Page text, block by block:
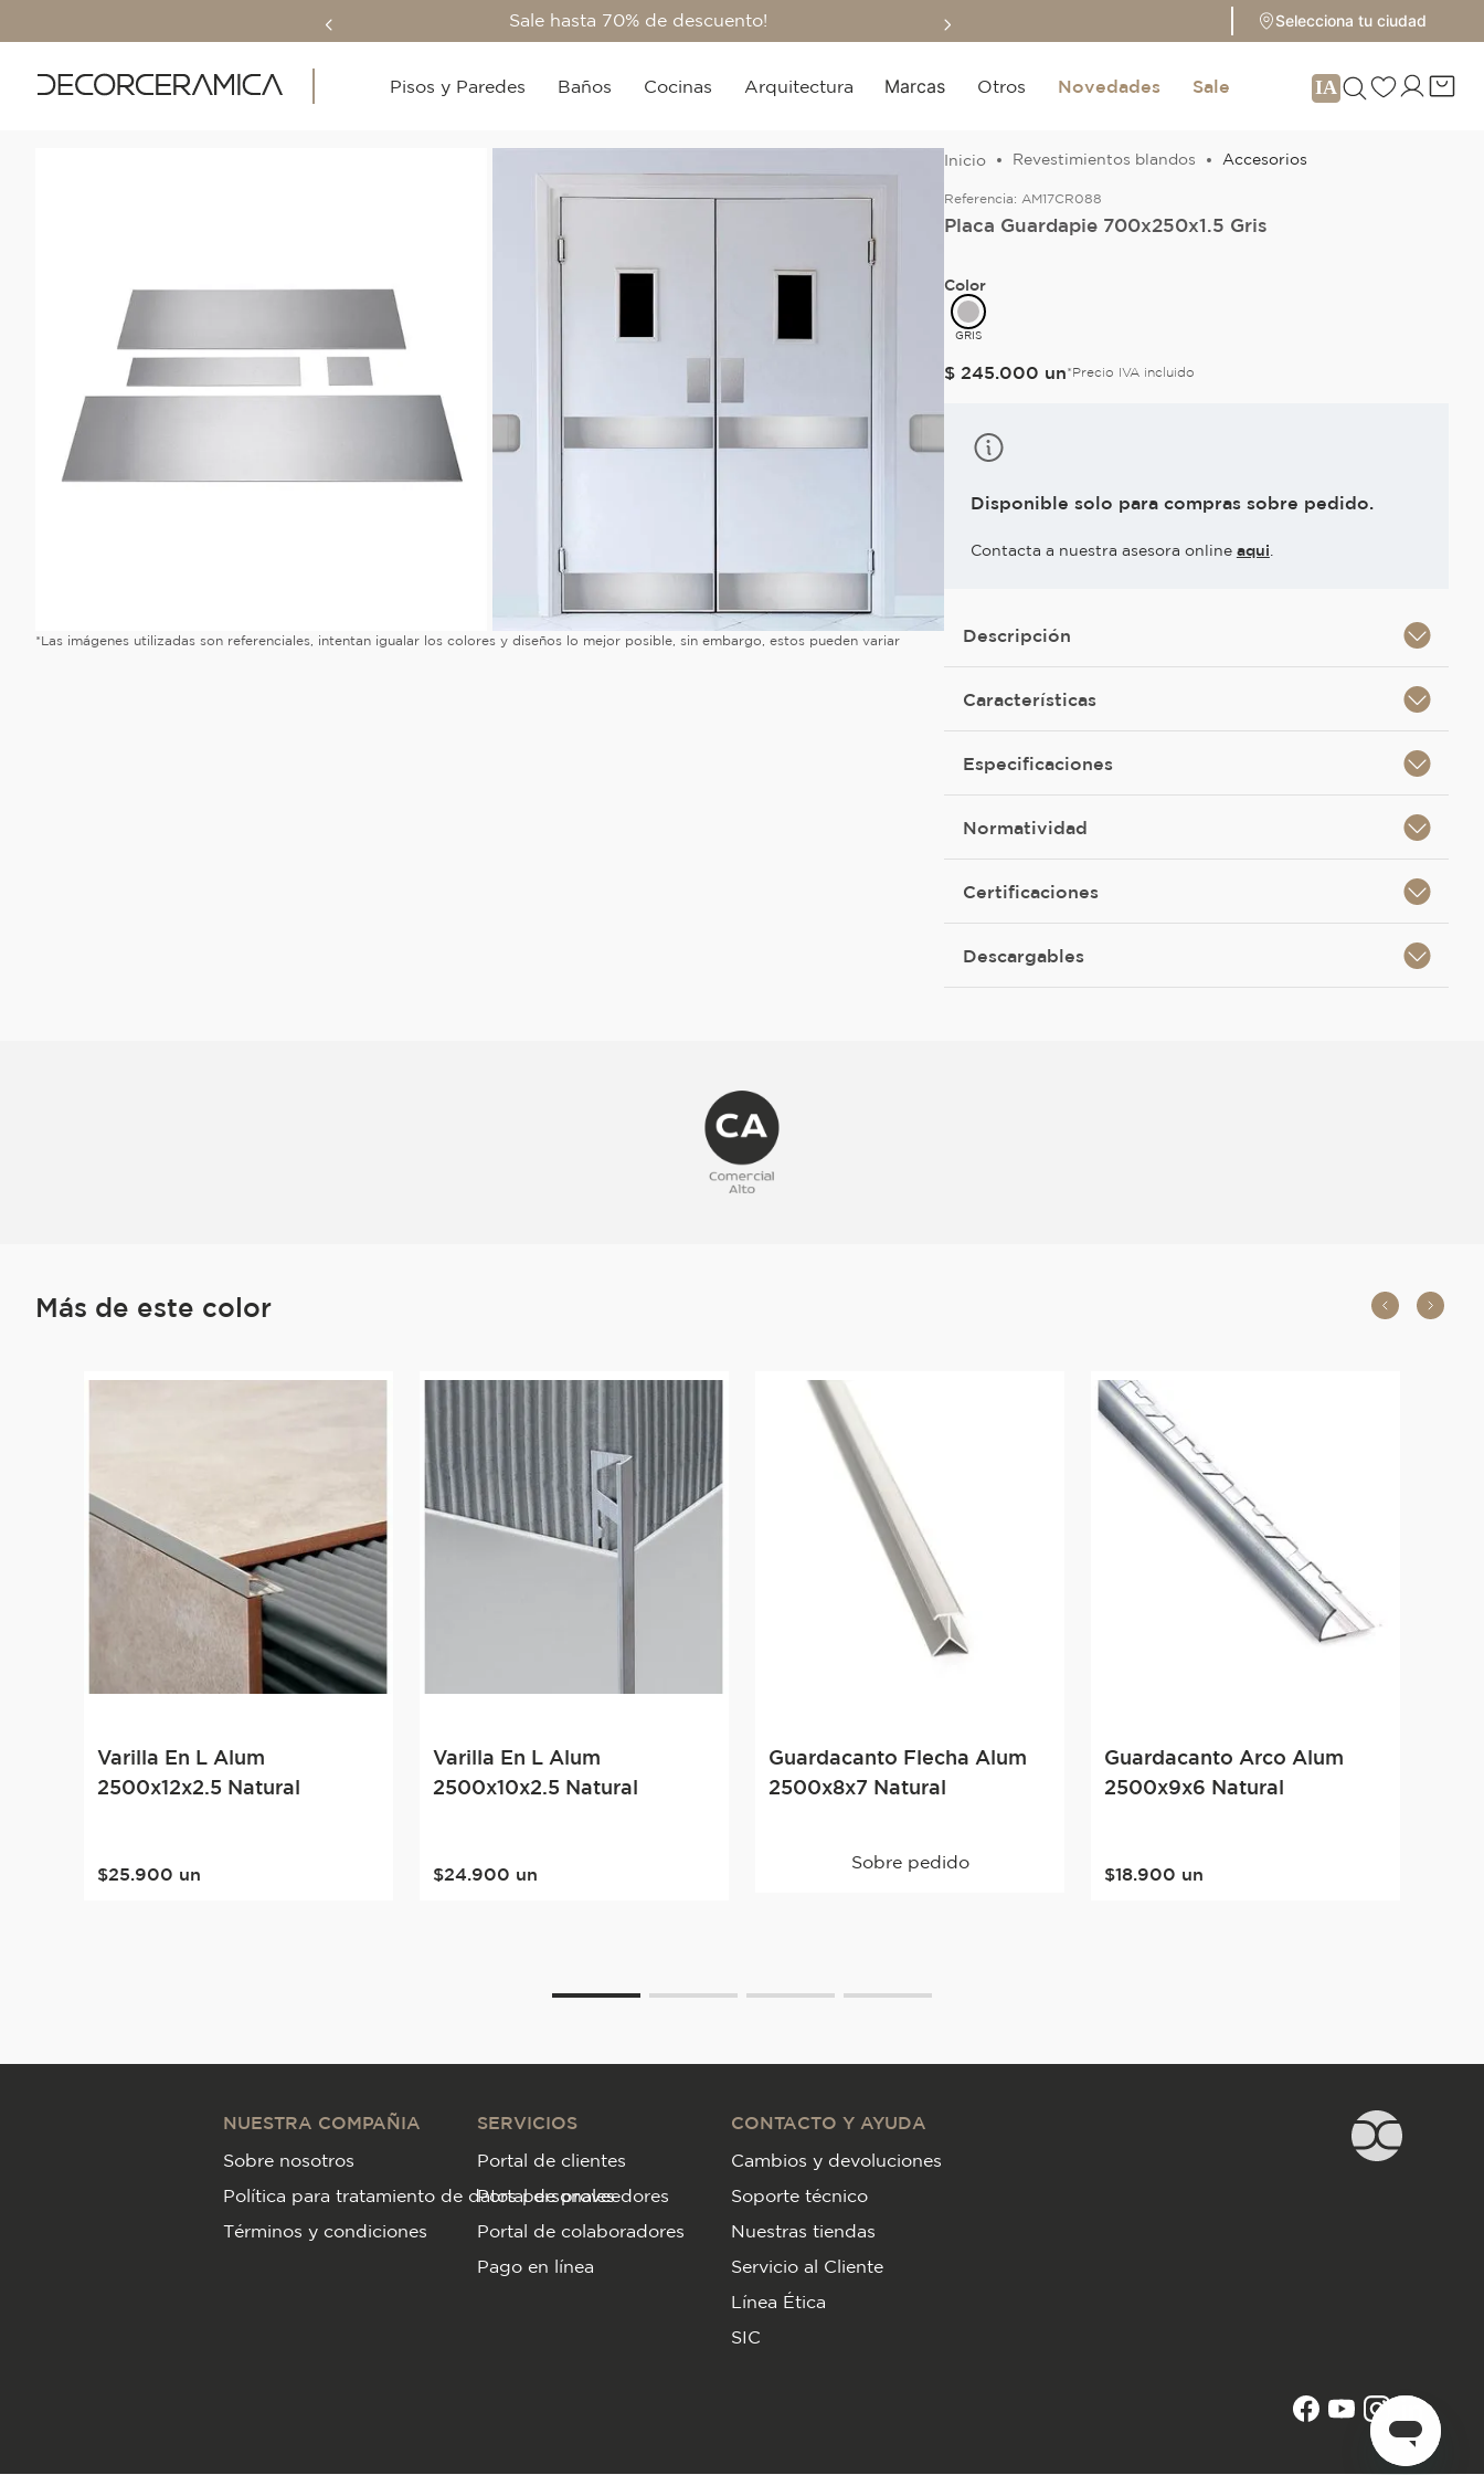
Sale hasta 70% de descuento! Selecciona tu ciudad
Pisos y Paredes Baños Cocinas Arquitectura Marcas Otros Novedades Sale
*Las imágenes utilizadas son referenciales, intentan igualar los colores y diseños lo mejor posible, sin embargo, estos pueden variar
Revestimientos blandos Accesorios
Referencia: AM17CR088
Placa Guardapie 700x250x1.5 Gris
Color
GRIS
$ 245.000 un*Precio IVA incluido
Disponible solo para compras sobre pedido.
Contacta a nuestra asesora online aqui
Descripción
Características
Especificaciones
Normatividad
Certificaciones
Descargables
Más de este color
Varilla En L Alum
2500x12x2.5 Natural
$25.900 un
Varilla En L Alum
2500x10x2.5 Natural
$24.900 un
Guardacanto Flecha Alum
2500x8x7 Natural
Sobre pedido
Guardacanto Arco Alum
2500x9x6 Natural
$18.900 un
NUESTRA COMPAÑIA
Sobre nosotros
Política para tratamiento de datos personales
Términos y condiciones
SERVICIOS
Portal de clientes
Portal de proveedores
Portal de colaboradores
Pago en línea
CONTACTO Y AYUDA
Cambios y devoluciones
Soporte técnico
Nuestras tiendas
Servicio al Cliente
Línea Ética
SIC